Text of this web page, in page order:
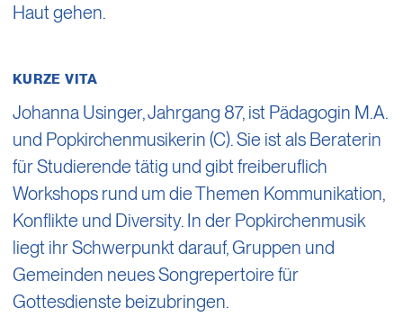
Haut gehen.
KURZE VITA
Johanna Usinger, Jahrgang 87, ist Pädagogin M.A.
und Popkirchenmusikerin (C). Sie ist als Beraterin
für Studierende tätig und gibt freiberuflich
Workshops rund um die Themen Kommunikation,
Konflikte und Diversity. In der Popkirchenmusik
liegt ihr Schwerpunkt darauf, Gruppen und
Gemeinden neues Songrepertoire für
Gottesdienste beizubringen.